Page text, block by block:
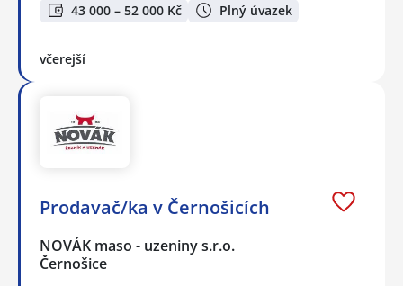
43 000 – 52 000 Kč Plný úvazek
včerejší
Prodavač/ka v Černošicích
NOVÁK maso - uzeniny s.r.o.
Černošice